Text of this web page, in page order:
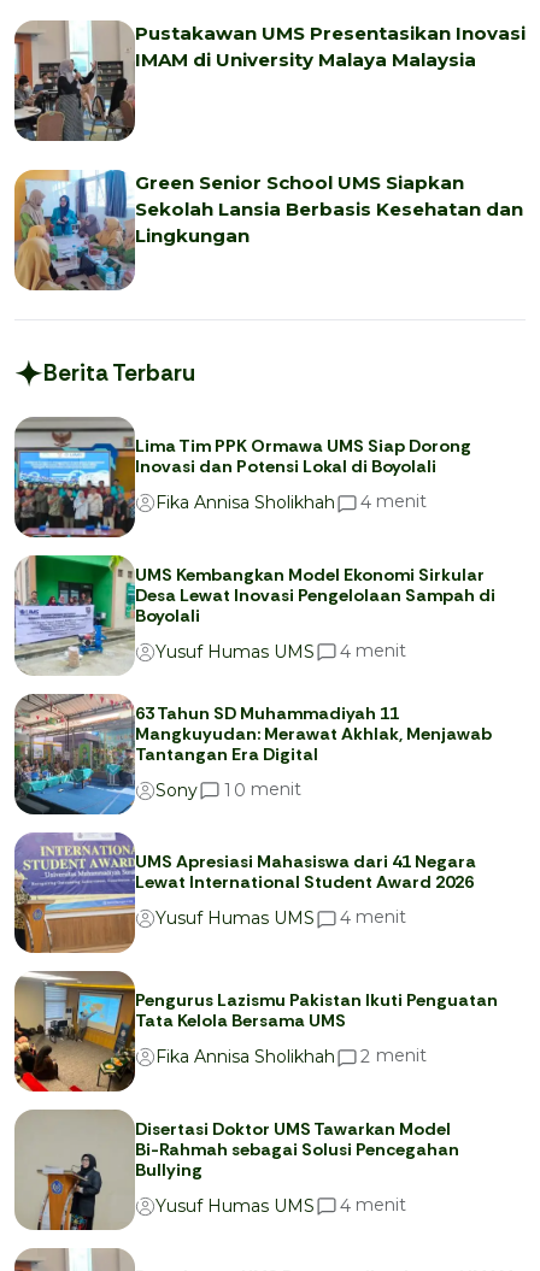
Pustakawan UMS Presentasikan Inovasi
IMAM di University Malaya Malaysia
Green Senior School UMS Siapkan
Sekolah Lansia Berbasis Kesehatan dan
Lingkungan
Berita Terbaru
Lima Tim PPK Ormawa UMS Siap Dorong
Inovasi dan Potensi Lokal di Boyolali
Fika Annisa Sholikhah
4 menit
UMS Kembangkan Model Ekonomi Sirkular
Desa Lewat Inovasi Pengelolaan Sampah di
Boyolali
Yusuf Humas UMS
4 menit
63 Tahun SD Muhammadiyah 11
Mangkuyudan: Merawat Akhlak, Menjawab
Tantangan Era Digital
Sony
1 0 menit
UMS Apresiasi Mahasiswa dari 41 Negara
Lewat International Student Award 2026
Yusuf Humas UMS
4 menit
Pengurus Lazismu Pakistan Ikuti Penguatan
Tata Kelola Bersama UMS
Fika Annisa Sholikhah
2 menit
Disertasi Doktor UMS Tawarkan Model
Bi-Rahmah sebagai Solusi Pencegahan
Bullying
Yusuf Humas UMS
4 menit